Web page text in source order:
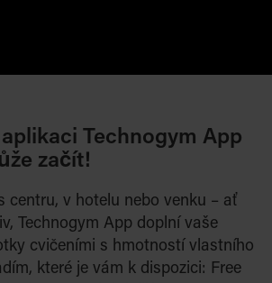
Technogym App
začít!
centru, v hotelu nebo venku – ať
Technogym App doplní vaše
cvičeními s hmotností vlastního
které je vám k dispozici: Free